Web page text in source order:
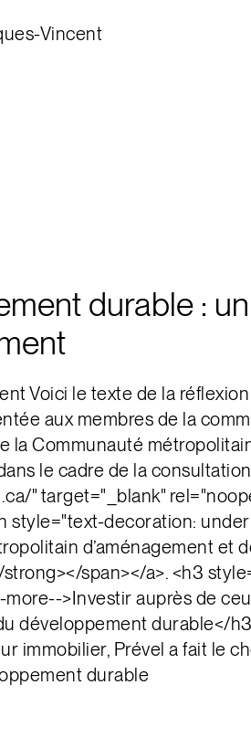
durable : un
Voici le texte de la
aux membres de la
la Communauté
le cadre de la
" target="_blank"
style="text-decoration:
d’aménagement et
span></a>. <h3
more-->Investir auprès de
développement durable</
immobilier, Prével a fait le
durable